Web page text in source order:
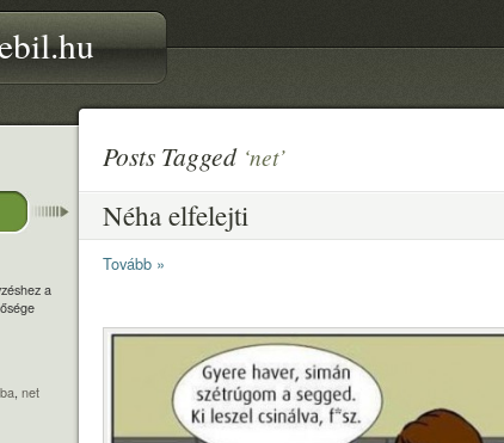
Posts Tagged ‘net’
a
, net
Néha elfelejti
Tovább »